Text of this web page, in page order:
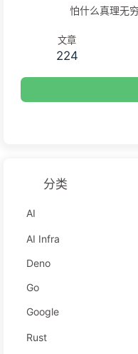
怕什么真理无
文章
224
分类
AI
AI Infra
Deno
Go
Google
Rust